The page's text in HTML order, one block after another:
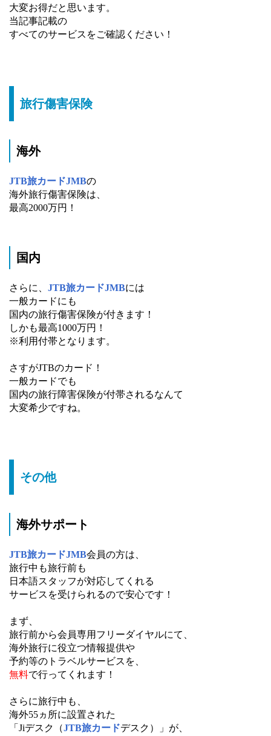
大変お得だと思います。
当記事記載の
すべてのサービスをご確認ください！
旅行傷害保険
海外
JTB旅カードJMBの
海外旅行傷害保険は、
最高2000万円！
国内
さらに、 JTB旅カードJMBには
一般カードにも
国内の旅行傷害保険が付きます！
しかも最高1000万円！
※利用付帯となります。
さすがJTBのカード！
一般カードでも
国内の旅行障害保険が付帯されるなんて
大変希少ですね。
その他
海外サポート
JTB旅カードJMB会員の方は、
旅行中も旅行前も
日本語スタッフが対応してくれる
サービスを受けられるので安心です！
まず、
旅行前から会員専用フリーダイヤルにて、
海外旅行に役立つ情報提供や
予約等のトラベルサービスを、
無料で行ってくれます！
さらに旅行中も、
海外55ヵ所に設置された
「Jiデスク（JTB旅カードデスク）」が、